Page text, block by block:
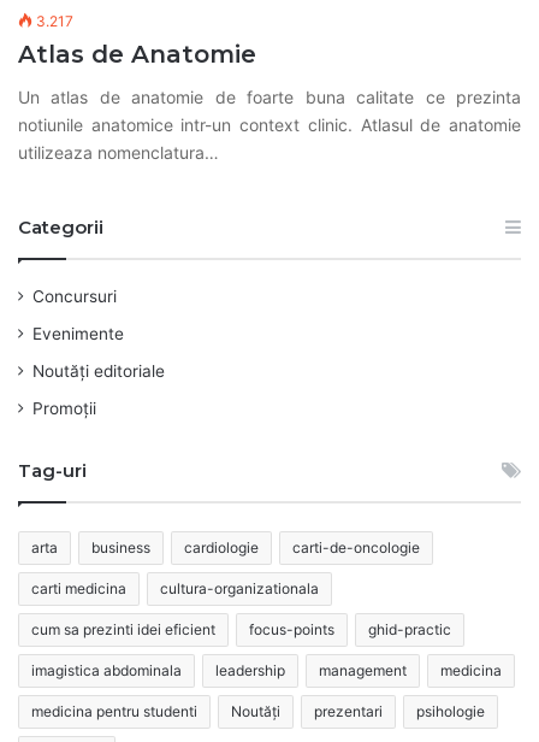
3.217
Atlas de Anatomie
Un atlas de anatomie de foarte buna calitate ce prezinta
notiunile anatomice intr-un context clinic. Atlasul de anatomie
utilizeaza nomenclatura…
Categorii
Concursuri
Evenimente
Noutăți editoriale
Promoții
Tag-uri
arta business cardiologie carti-de-oncologie
carti medicina cultura-organizationala
cum sa prezinti idei eficient focus-points ghid-practic
imagistica abdominala leadership management medicina
medicina pentru studenti Noutăți prezentari psihologie